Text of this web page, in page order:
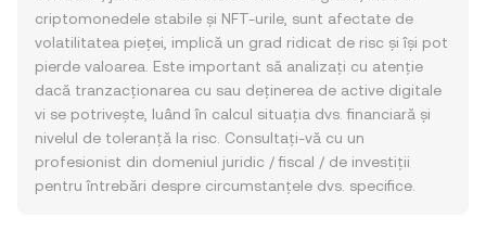
criptomonedele stabile și NFT-urile, sunt afectate de
volatilitatea pieței, implică un grad ridicat de risc și își pot
pierde valoarea. Este important să analizați cu atenție
dacă tranzacționarea cu sau deținerea de active digitale
vi se potrivește, luând în calcul situația dvs. financiară și
nivelul de toleranță la risc. Consultați-vă cu un
profesionist din domeniul juridic / fiscal / de investiții
pentru întrebări despre circumstanțele dvs. specifice.